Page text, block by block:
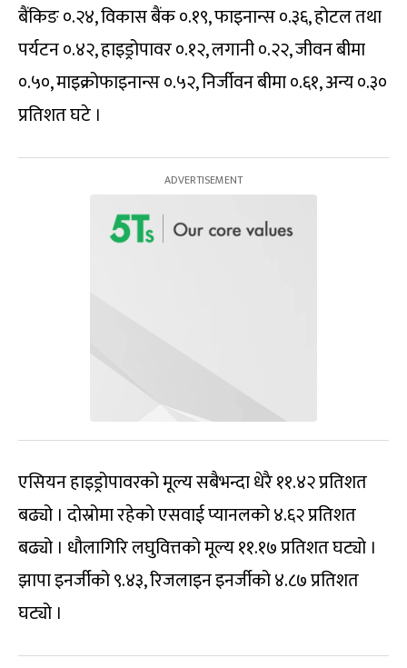
बैंकिङ ०.२४, विकास बैंक ०.१९, फाइनान्स ०.३६, होटल तथा
पर्यटन ०.४२, हाइड्रोपावर ०.१२, लगानी ०.२२, जीवन बीमा
०.५०, माइक्रोफाइनान्स ०.५२, निर्जीवन बीमा ०.६१, अन्य ०.३०
प्रतिशत घटे ।
एसियन हाइड्रोपावरको मूल्य सबैभन्दा धेरै ११.४२ प्रतिशत
बढ्यो । दोस्रोमा रहेको एसवाई प्यानलको ४.६२ प्रतिशत
बढ्यो । धौलागिरि लघुवित्तको मूल्य ११.१७ प्रतिशत घट्यो ।
झापा इनर्जीको ९.४३, रिजलाइन इनर्जीको ४.८७ प्रतिशत
घट्यो ।